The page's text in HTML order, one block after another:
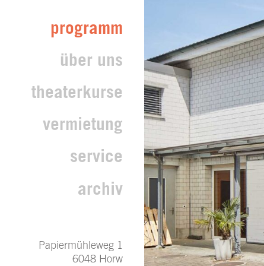
programm
über uns
theaterkurse
vermietung
service
archiv
Papiermühleweg 1
6048 Horw